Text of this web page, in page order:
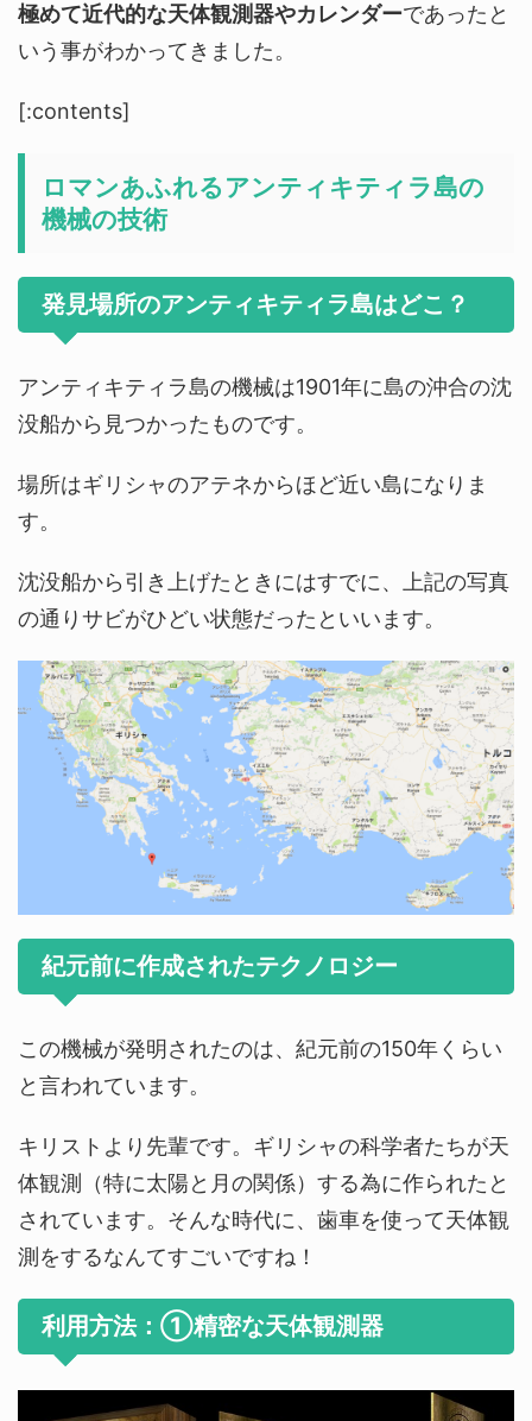
極めて近代的な天体観測器やカレンダーであったと
いう事がわかってきました。
[:contents]
ロマンあふれるアンティキティラ島の
機械の技術
発見場所のアンティキティラ島はどこ？
アンティキティラ島の機械は1901年に島の沖合の沈
没船から見つかったものです。
場所はギリシャのアテネからほど近い島になりま
す。
沈没船から引き上げたときにはすでに、上記の写真
の通りサビがひどい状態だったといいます。
紀元前に作成されたテクノロジー
この機械が発明されたのは、紀元前の150年くらい
と言われています。
キリストより先輩です。ギリシャの科学者たちが天
体観測（特に太陽と月の関係）する為に作られたと
されています。そんな時代に、歯車を使って天体観
測をするなんてすごいですね！
利用方法：①精密な天体観測器